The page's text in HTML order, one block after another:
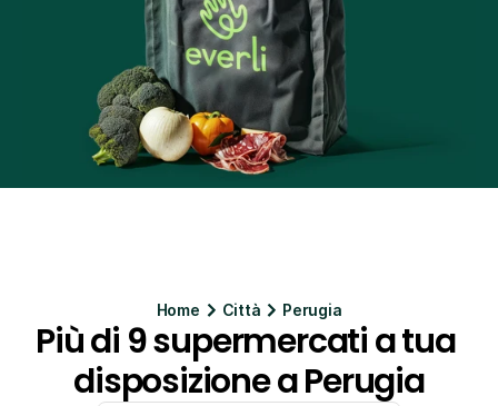
Home Città Perugia
Più di 9 supermercati a tua
disposizione a Perugia